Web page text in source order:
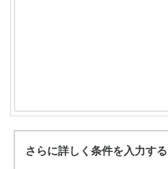
さらに詳しく条件を入力する